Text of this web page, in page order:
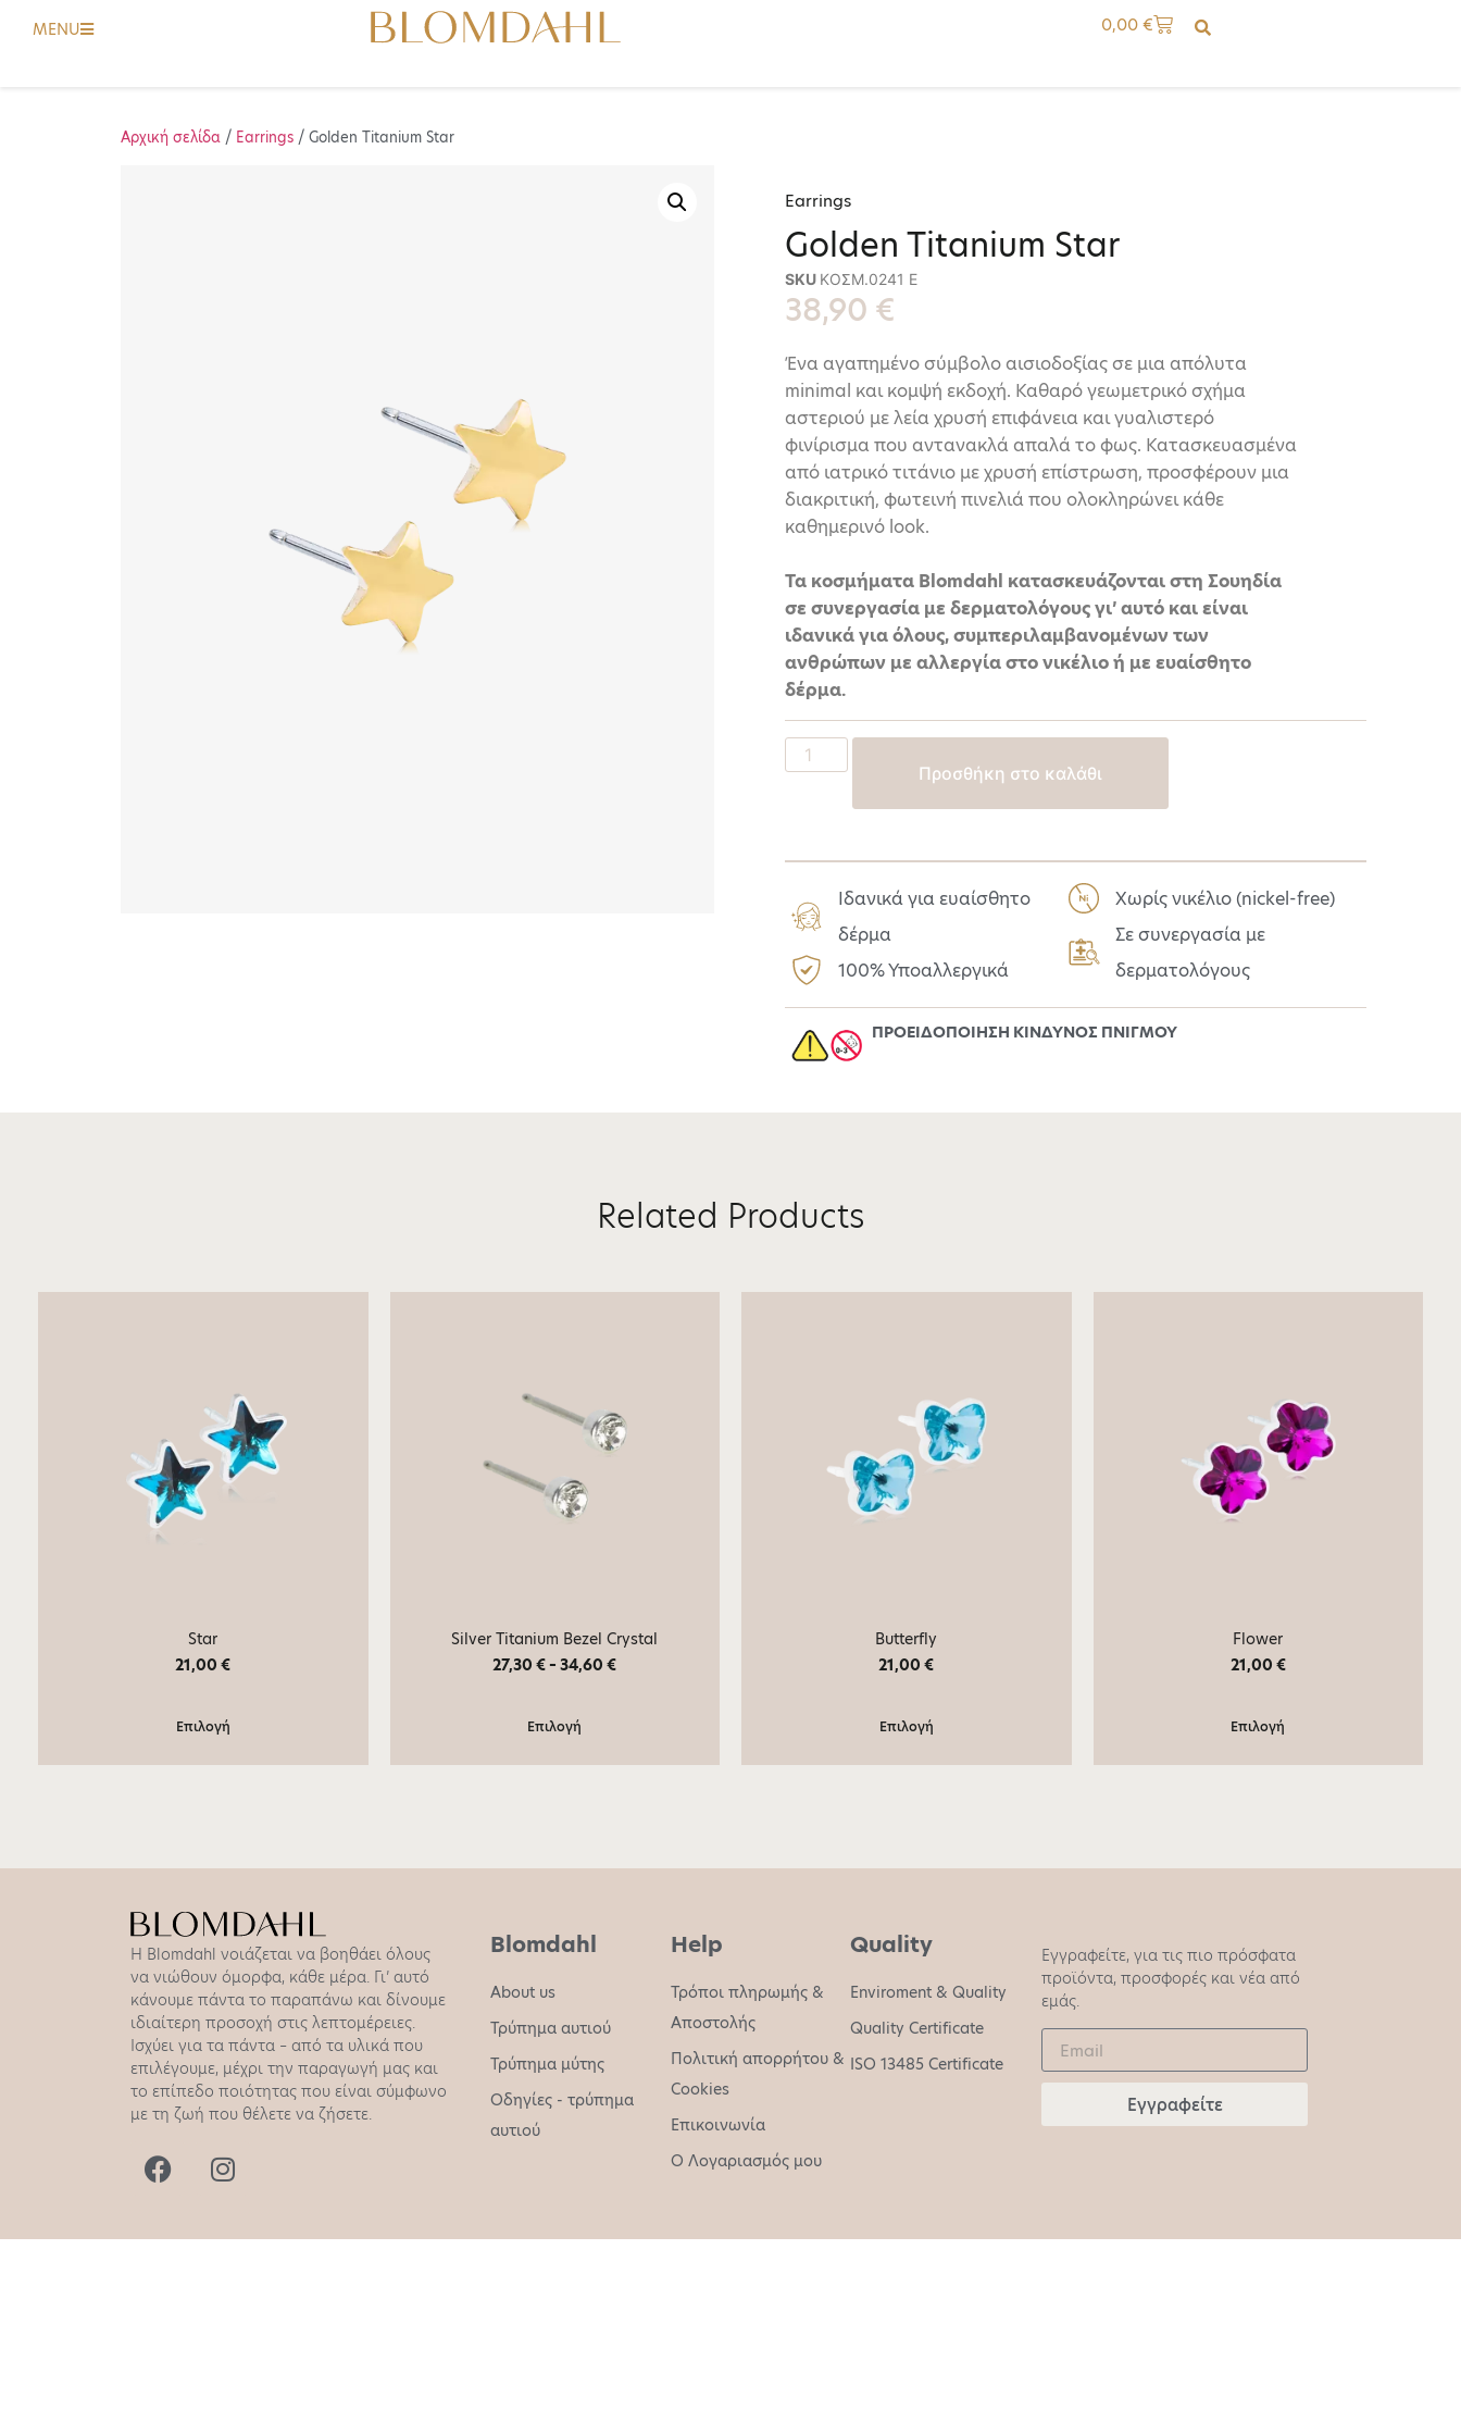
MENU 0,00€
Αρχική σελίδα / Earrings / Golden Titanium Star
Earrings
Golden Titanium Star
SKU ΚΟΣΜ.0241 E
38,90 €
Ένα αγαπημένο σύμβολο αισιοδοξίας σε μια απόλυτα
minimal και κομψή εκδοχή. Καθαρό γεωμετρικό σχήμα
αστεριού με λεία χρυσή επιφάνεια και γυαλιστερό
φινίρισμα που αντανακλά απαλά το φως. Κατασκευασμένα
από ιατρικό τιτάνιο με χρυσή επίστρωση, προσφέρουν μια
διακριτική, φωτεινή πινελιά που ολοκληρώνει κάθε
καθημερινό look.
Τα κοσμήματα Blomdahl κατασκευάζονται στη Σουηδία
σε συνεργασία με δερματολόγους γι’ αυτό και είναι
ιδανικά για όλους, συμπεριλαμβανομένων των
ανθρώπων με αλλεργία στο νικέλιο ή με ευαίσθητο
δέρμα.
Προσθήκη στο καλάθι
Ιδανικά για ευαίσθητο
δέρμα
100% Υποαλλεργικά
Χωρίς νικέλιο (nickel-free)
Σε συνεργασία με
δερματολόγους
ΠΡΟΕΙΔΟΠΟΙΗΣΗ ΚΙΝΔΥΝΟΣ ΠΝΙΓΜΟΥ​
Related Products
Star
21,00€
Επιλογή
Silver Titanium Bezel Crystal
27,30€– 34,60€
Επιλογή
Butterfly
21,00€
Επιλογή
Flower
21,00 €
Επιλογή
Η Blomdahl νοιάζεται να βοηθάει όλους
να νιώθουν όμορφα, κάθε μέρα. Γι’ αυτό
κάνουμε πάντα το παραπάνω και δίνουμε
ιδιαίτερη προσοχή στις λεπτομέρειες.
Ισχύει για τα πάντα – από τα υλικά που
επιλέγουμε, μέχρι την παραγωγή μας και
το επίπεδο ποιότητας που είναι σύμφωνο
με τη ζωή που θέλετε να ζήσετε.
Blomdahl
About us
Τρύπημα αυτιού
Τρύπημα μύτης
Οδηγίες - τρύπημα
αυτιού
Help
Τρόποι πληρωμής &
Αποστολής
Πολιτική απορρήτου &
Cookies
Επικοινωνία
O Λογαριασμός μου
Quality
Enviroment & Quality
Quality Certificate
ISO 13485 Certificate
Εγγραφείτε, για τις πιο πρόσφατα
προϊόντα, προσφορές και νέα από
εμάς.
Εγγραφείτε